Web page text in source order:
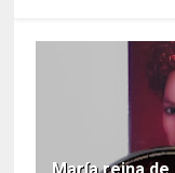
María reina de